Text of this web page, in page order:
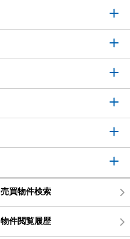
売買物件検索
物件閲覧履歴